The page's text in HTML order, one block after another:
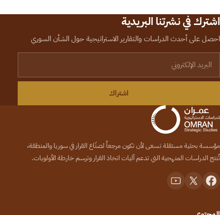
اشترك في نشرتنا البريدية
احصل على أحدث الدراسات والتقارير الاستراتيجية حول الشأن السوري
اشتراك
مؤسسة بحثية مستقلة تسعى لأن تكون مرجعاً لصنّاع القرار في سوريا والمنطقة،
تُنتج الدراسات المنهجية التي تدعم آليات اتخاذ القرار وترسم خارطة الأولويات.